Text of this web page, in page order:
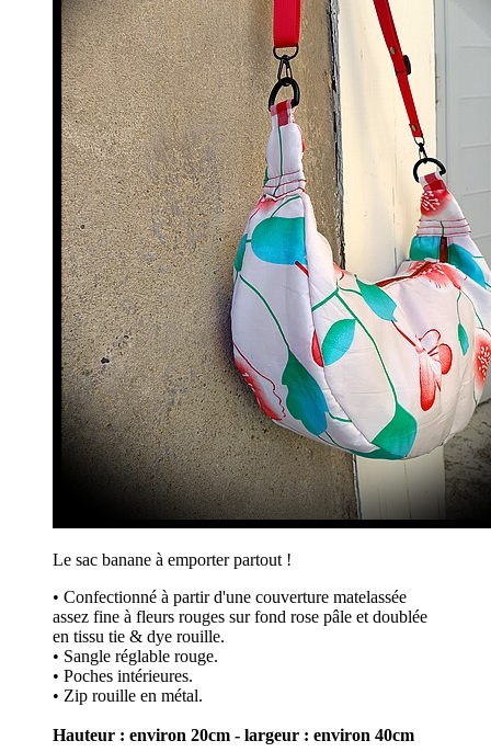
Le sac banane à emporter partout !
• Confectionné à partir d'une couverture matelassée
assez fine à fleurs rouges sur fond rose pâle et doublée
en tissu tie & dye rouille.
• Sangle réglable rouge.
• Poches intérieures.
• Zip rouille en métal.
Hauteur : environ 20cm - largeur : environ 40cm